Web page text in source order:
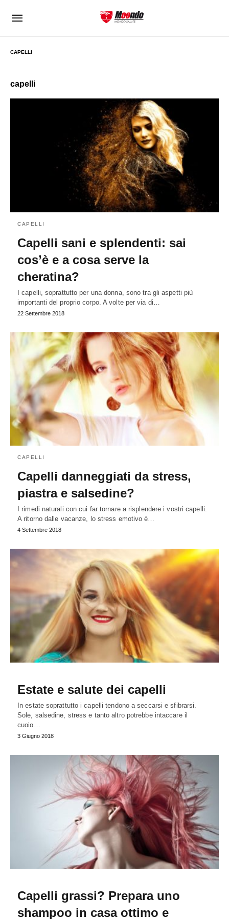
CAPELLI
capelli
CAPELLI
Capelli sani e splendenti: sai
cos’è e a cosa serve la
cheratina?
I capelli, soprattutto per una donna, sono tra gli aspetti più
importanti del proprio corpo. A volte per via di…
22 Settembre 2018
CAPELLI
Capelli danneggiati da stress,
piastra e salsedine?
I rimedi naturali con cui far tornare a risplendere i vostri capelli.
A ritorno dalle vacanze, lo stress emotivo è…
4 Settembre 2018
Estate e salute dei capelli
In estate soprattutto i capelli tendono a seccarsi e sfibrarsi.
Sole, salsedine, stress e tanto altro potrebbe intaccare il
cuoio…
3 Giugno 2018
Capelli grassi? Prepara uno
shampoo in casa ottimo e